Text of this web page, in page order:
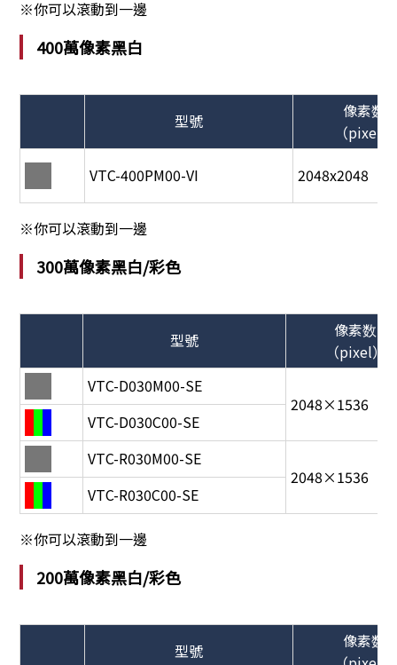
※你可以滾動到一邊
400萬像素黑白
型號
像素数
（pixel）
VTC-400PM00-VI
2048x2048
※你可以滾動到一邊
300萬像素黑白/彩色
型號
像素数
（pixel）
VTC-D030M00-SE
2048×1536
VTC-D030C00-SE
VTC-R030M00-SE
2048×1536
VTC-R030C00-SE
※你可以滾動到一邊
200萬像素黑白/彩色
型號
像素数